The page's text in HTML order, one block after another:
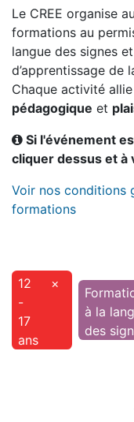
Le CREE organise
formations au
langue des signes
d’apprentissage de
Chaque activité allie
pédagogique et
Si l'événement
cliquer dessus et à
Voir nos conditions
formations
12
-
17
ans
×
à la
des